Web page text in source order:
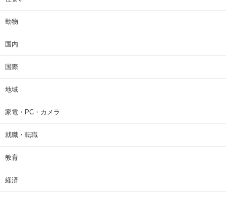
動物
国内
国際
地域
家電・PC・カメラ
就職・転職
教育
経済